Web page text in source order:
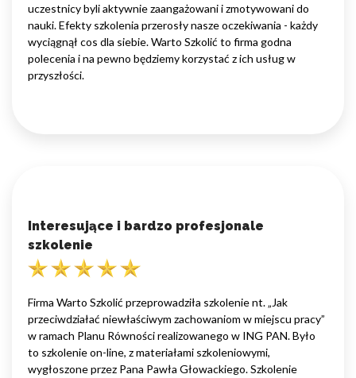
uczestnicy byli aktywnie zaangażowani i zmotywowani do
nauki. Efekty szkolenia przerosły nasze oczekiwania - każdy
wyciągnął cos dla siebie. Warto Szkolić to firma godna
polecenia i na pewno będziemy korzystać z ich usług w
przyszłości.
Interesujące i bardzo profesjonale
szkolenie
Firma Warto Szkolić przeprowadziła szkolenie nt. „Jak
przeciwdziałać niewłaściwym zachowaniom w miejscu pracy”
w ramach Planu Równości realizowanego w ING PAN. Było
to szkolenie on-line, z materiałami szkoleniowymi,
wygłoszone przez Pana Pawła Głowackiego. Szkolenie